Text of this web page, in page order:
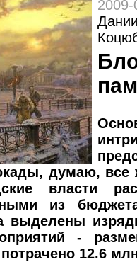
думаю, все
власти
из
выделены
-
12.6